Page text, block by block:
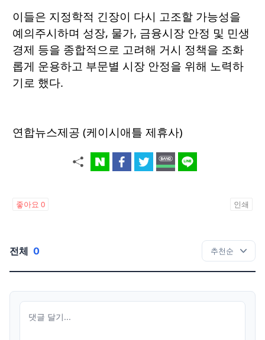
이들은 지정학적 긴장이 다시 고조할 가능성을
예의주시하며 성장, 물가, 금융시장 안정 및 민생
경제 등을 종합적으로 고려해 거시 정책을 조화
롭게 운용하고 부문별 시장 안정을 위해 노력하
기로 했다.
연합뉴스제공 (케이시애틀 제휴사)
좋아요 0 인쇄
전체 0